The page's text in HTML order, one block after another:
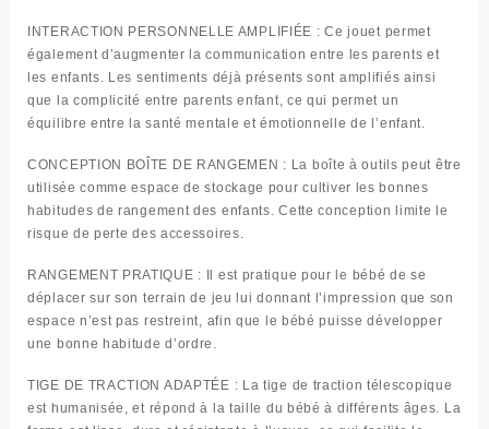
INTERACTION PERSONNELLE AMPLIFIÉE : Ce jouet permet
également d’augmenter la communication entre les parents et
les enfants. Les sentiments déjà présents sont amplifiés ainsi
que la complicité entre parents enfant, ce qui permet un
équilibre entre la santé mentale et émotionnelle de l’enfant.
CONCEPTION BOÎTE DE RANGEMEN : La boîte à outils peut être
utilisée comme espace de stockage pour cultiver les bonnes
habitudes de rangement des enfants. Cette conception limite le
risque de perte des accessoires.
RANGEMENT PRATIQUE : Il est pratique pour le bébé de se
déplacer sur son terrain de jeu lui donnant l’impression que son
espace n’est pas restreint, afin que le bébé puisse développer
une bonne habitude d’ordre.
TIGE DE TRACTION ADAPTÉE : La tige de traction télescopique
est humanisée, et répond à la taille du bébé à différents âges. La